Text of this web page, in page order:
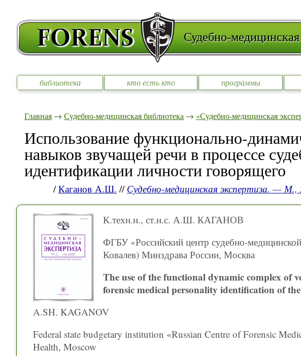
Судебно-
библиотека кто есть кто программы
Главная → Судебно-медицинская библиотека → «Судебно-медицинская
Использование функционально-
навыков звучащей речи в процессе
идентификации личности говорящего
/Каганов А.Ш. // Судебно-медицинская экспертиза. —
К.техн.н., ст.н.с. А.Ш. КАГАНОВ
ФГБУ «Российский центр судебно-
Ковалев) Минздрава России, Москва
The use of the functional dynamic complex of
forensic medical personality identification of
A.SH. KAGANOV
Federal state budgetary institution «Russian Centre of Forensic
Health, Moscow